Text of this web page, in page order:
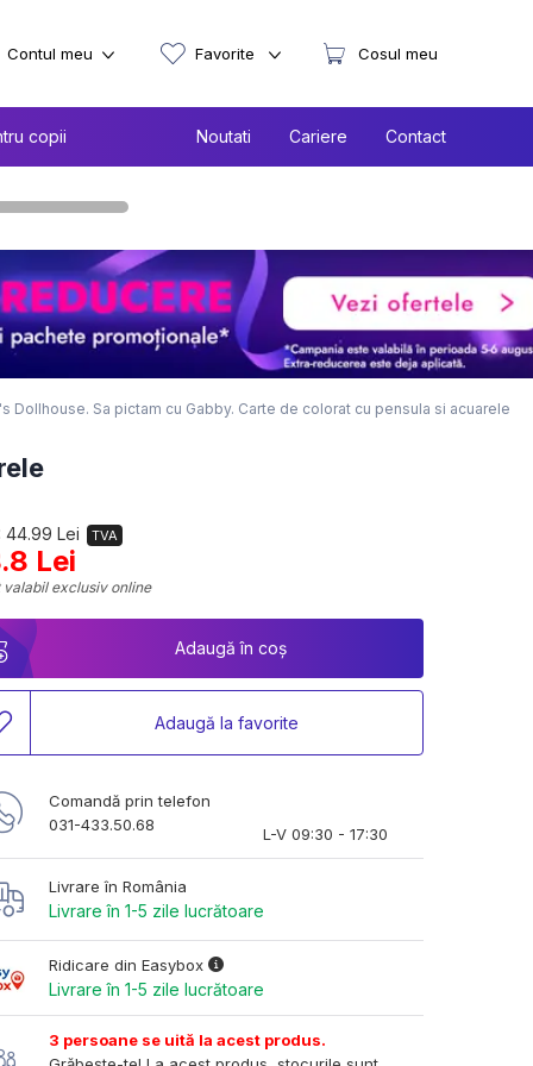
copii Noutati Cariere Contact
Contul meu Favorite Cosul meu
Dollhouse. Sa pictam cu Gabby. Carte de colorat cu pensula si acuarele
44.99 Lei TVA
Lei
valabil exclusiv online
Adaugă în coș
Adaugă la favorite
Comandă prin telefon
031-433.50.68
L-V 09:30 - 17:30
Livrare în România
Livrare în 1-5 zile lucrătoare
Ridicare din Easybox
Livrare în 1-5 zile lucrătoare
3 persoane se uită la acest produs.